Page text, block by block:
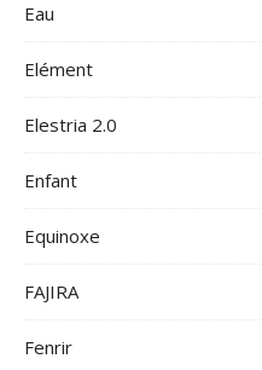
Eau
Elément
Elestria 2.0
Enfant
Equinoxe
FAJIRA
Fenrir